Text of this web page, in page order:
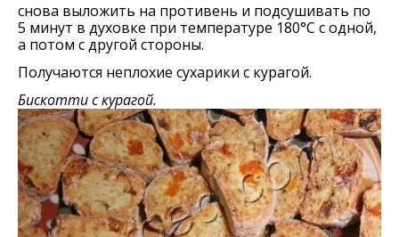
снова выложить на противень и подсушивать по
5 минут в духовке при температуре 180°С с одной,
а потом с другой стороны.
Получаются неплохие сухарики с курагой.
Бискотти с курагой.